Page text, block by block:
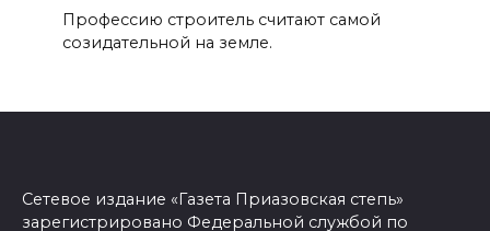
Профессию строитель считают самой
созидательной на земле.
Сетевое издание «Газета Приазовская степь»
зарегистрировано Федеральной службой по